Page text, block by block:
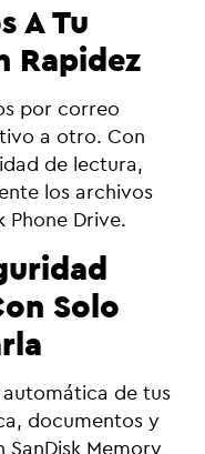
A Tu
Rapidez
por correo
a otro. Con
de lectura,
los archivos
Phone Drive.
Solo
de tus
documentos y
Memory